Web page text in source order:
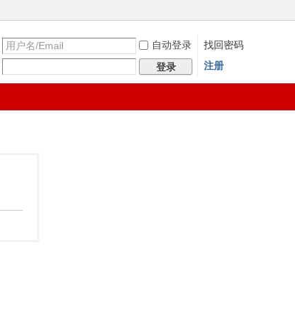
自动登录
找回密码
登录 注册